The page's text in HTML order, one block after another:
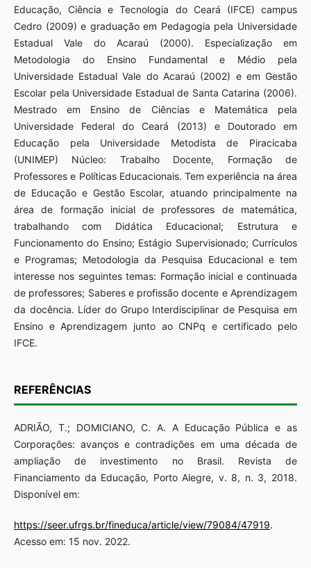
Educação, Ciência e Tecnologia do Ceará (IFCE) campus
Cedro (2009) e graduação em Pedagogia pela Universidade
Estadual Vale do Acaraú (2000). Especialização em
Metodologia do Ensino Fundamental e Médio pela
Universidade Estadual Vale do Acaraú (2002) e em Gestão
Escolar pela Universidade Estadual de Santa Catarina (2006).
Mestrado em Ensino de Ciências e Matemática pela
Universidade Federal do Ceará (2013) e Doutorado em
Educação pela Universidade Metodista de Piracicaba
(UNIMEP) Núcleo: Trabalho Docente, Formação de
Professores e Políticas Educacionais. Tem experiência na área
de Educação e Gestão Escolar, atuando principalmente na
área de formação inicial de professores de matemática,
trabalhando com Didática Educacional; Estrutura e
Funcionamento do Ensino; Estágio Supervisionado; Currículos
e Programas; Metodologia da Pesquisa Educacional e tem
interesse nos seguintes temas: Formação inicial e continuada
de professores; Saberes e profissão docente e Aprendizagem
da docência. Líder do Grupo Interdisciplinar de Pesquisa em
Ensino e Aprendizagem junto ao CNPq e certificado pelo
IFCE.
REFERÊNCIAS
ADRIÃO, T.; DOMICIANO, C. A. A Educação Pública e as
Corporações: avanços e contradições em uma década de
ampliação de investimento no Brasil. Revista de
Financiamento da Educação, Porto Alegre, v. 8, n. 3, 2018.
Disponível em:
https://seer.ufrgs.br/fineduca/article/view/79084/47919.
Acesso em: 15 nov. 2022.